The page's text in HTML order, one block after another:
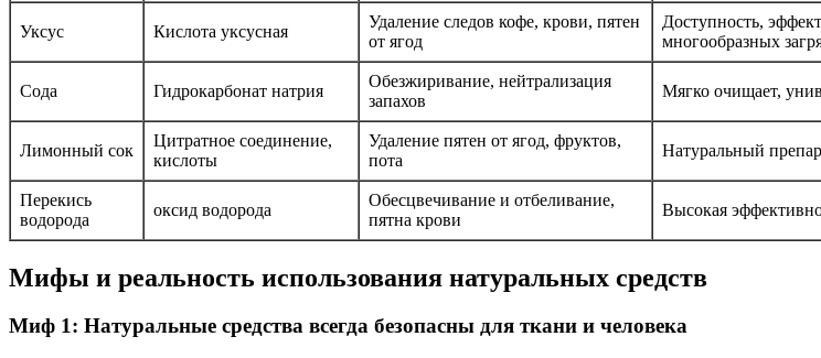
Уксус Кислота уксусная
Удаление следов кофе, крови, пятен
от ягод
Доступность,
многообразных
Сода Гидрокарбонат натрия
Обезжиривание, нейтрализация
запахов
Мягко очищает,
Лимонный сок
Цитратное соединение,
кислоты
Удаление пятен от ягод, фруктов,
пота
Натуральный
Перекись
водорода
оксид водорода
Обесцвечивание и отбеливание,
пятна крови
Высокая
Мифы и реальность использования натуральных средств
Миф 1: Натуральные средства всегда безопасны для ткани и человека